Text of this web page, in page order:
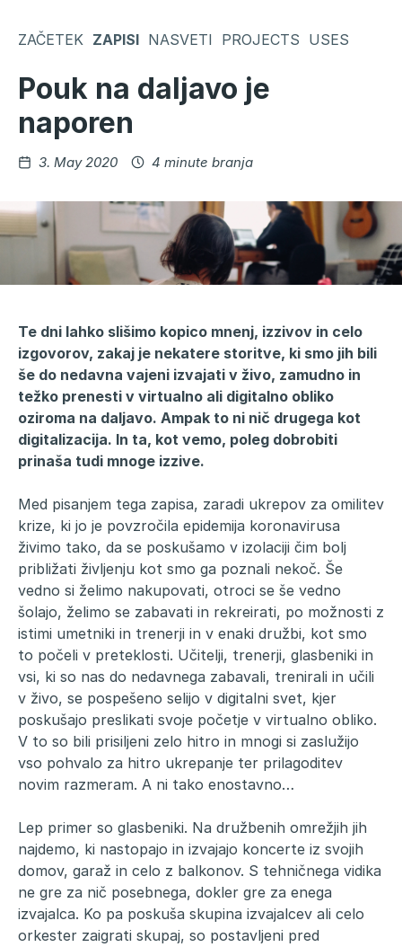
ZAČETEK ZAPISI NASVETI PROJECTS USES
Pouk na daljavo je
naporen
Objavljeno
3. May 2020 4 minute branja
Te dni lahko slišimo kopico mnenj, izzivov in celo
izgovorov, zakaj je nekatere storitve, ki smo jih bili
še do nedavna vajeni izvajati v živo, zamudno in
težko prenesti v virtualno ali digitalno obliko
oziroma na daljavo. Ampak to ni nič drugega kot
digitalizacija. In ta, kot vemo, poleg dobrobiti
prinaša tudi mnoge izzive.
Med pisanjem tega zapisa, zaradi ukrepov za omilitev
krize, ki jo je povzročila epidemija koronavirusa
živimo tako, da se poskušamo v izolaciji čim bolj
približati življenju kot smo ga poznali nekoč. Še
vedno si želimo nakupovati, otroci se še vedno
šolajo, želimo se zabavati in rekreirati, po možnosti z
istimi umetniki in trenerji in v enaki družbi, kot smo
to počeli v preteklosti. Učitelji, trenerji, glasbeniki in
vsi, ki so nas do nedavnega zabavali, trenirali in učili
v živo, se pospešeno selijo v digitalni svet, kjer
poskušajo preslikati svoje početje v virtualno obliko.
V to so bili prisiljeni zelo hitro in mnogi si zaslužijo
vso pohvalo za hitro ukrepanje ter prilagoditev
novim razmeram. A ni tako enostavno…
Lep primer so glasbeniki. Na družbenih omrežjih jih
najdemo, ki nastopajo in izvajajo koncerte iz svojih
domov, garaž in celo z balkonov. S tehničnega vidika
ne gre za nič posebnega, dokler gre za enega
izvajalca. Ko pa poskuša skupina izvajalcev ali celo
orkester zaigrati skupaj, so postavljeni pred